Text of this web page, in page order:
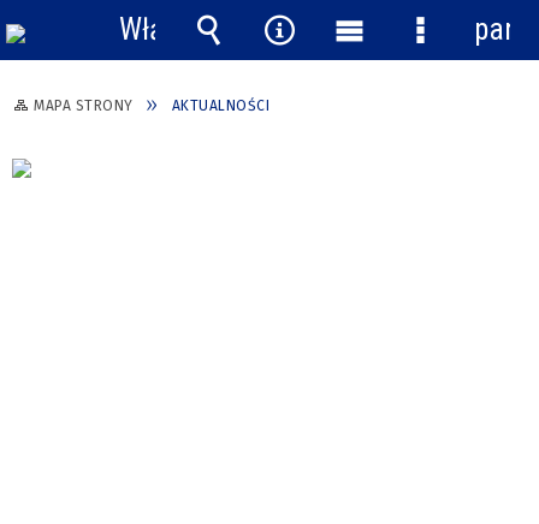
MAPA STRONY AKTUALNOŚCI
Włącz
powiadomienia
Wyszukiwarka
Narzędzia
MenuMenu
panel